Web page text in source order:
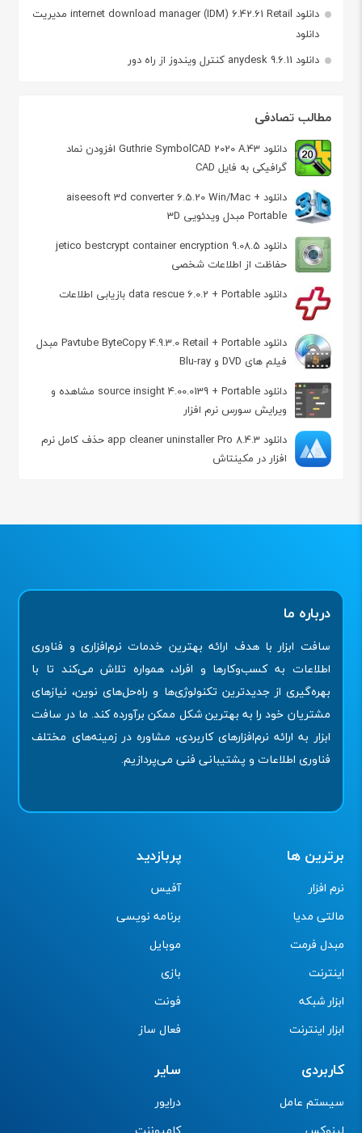
دانلود internet download manager (IDM) 6.42.61 Retail مدیریت
دانلود
دانلود anydesk 9.6.11 کنترل ویندوز از راه دور
مطالب تصادفی
دانلود Guthrie SymbolCAD 2020 A.43 افزودن نماد
گرافیکی به فایل‌ CAD
دانلود aiseesoft 3d converter 6.5.20 Win/Mac +
Portable مبدل ویدئویی 3D
دانلود jetico bestcrypt container encryption 9.08.5
حفاظت از اطلاعات شخصی
دانلود data rescue 6.0.2 + Portable بازیابی اطلاعات
دانلود Pavtube ByteCopy 4.9.3.0 Retail + Portable مبدل
فیلم های DVD و Blu-ray
دانلود source insight 4.00.0139 + Portable مشاهده و
ویرایش سورس نرم افزار
دانلود app cleaner uninstaller Pro 8.4.3 حذف کامل نرم
افزار در مکینتاش
درباره ما
سافت ابزار با هدف ارائه بهترین خدمات نرم‌افزاری و فناوری
اطلاعات به کسب‌وکارها و افراد، همواره تلاش می‌کند تا با
بهره‌گیری از جدیدترین تکنولوژی‌ها و راه‌حل‌های نوین، نیازهای
مشتریان خود را به بهترین شکل ممکن برآورده کند. ما در سافت
ابزار به ارائه نرم‌افزارهای کاربردی، مشاوره در زمینه‌های مختلف
فناوری اطلاعات و پشتیبانی فنی می‌پردازیم.
برترین ها
نرم افزار
مالتی مدیا
مبدل فرمت
اینترنت
ابزار شبکه
ابزار اینترنت
پربازدید
آفیس
برنامه نویسی
موبایل
بازی
فونت
فعال ساز
کاربردی
سیستم عامل
سایر
درایور